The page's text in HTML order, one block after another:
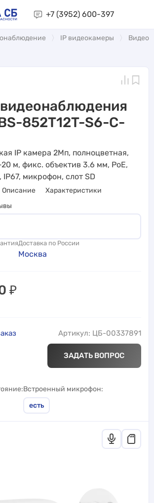
+7 (3952) 600-397
IP видеокамеры
852T12T-S6-C-
IP камера 2Мп, полноцветная,
м, фикс. объектив 3.6 мм, PoE,
IP67, микрофон, слот SD
Описание
Характеристики
Доставка по России
Москва
₽
Артикул: ЦБ-00337891
ЗАДАТЬ ВОПРОС
Встроенный микрофон
есть